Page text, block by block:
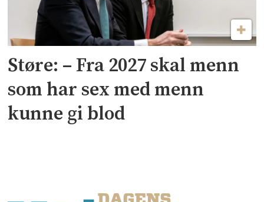
Støre: – Fra 2027 skal menn
som har sex med menn
kunne gi blod